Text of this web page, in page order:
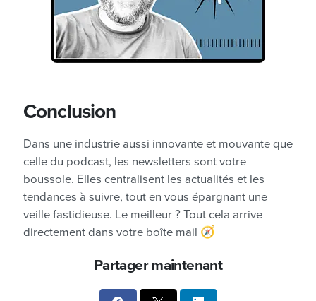
Conclusion
Dans une industrie aussi innovante et mouvante que
celle du podcast, les newsletters sont votre
boussole. Elles centralisent les actualités et les
tendances à suivre, tout en vous épargnant une
veille fastidieuse. Le meilleur ? Tout cela arrive
directement dans votre boîte mail 🧭
Partager maintenant